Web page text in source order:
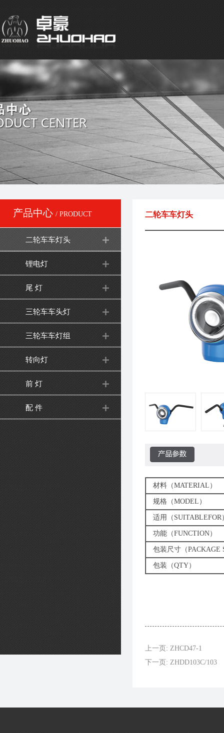
产品中心 / PRODUCT
二轮车车灯头
锂电灯
尾 灯
三轮车车头灯
三轮车车灯组
转向灯
前 灯
配 件
二轮车车灯头
材料（MATERIAL）
规格（MODEL）
适用（SUITABLEFOR
功能（FUNCTION）
包装尺寸（PACKAGE
包装（QTY）
上一页: ZHCD47-1
下一页: ZHDD103C/103